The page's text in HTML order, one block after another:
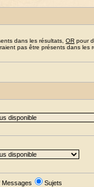
dans les résultats, OR pour
pas être présents dans les
Messages Sujets